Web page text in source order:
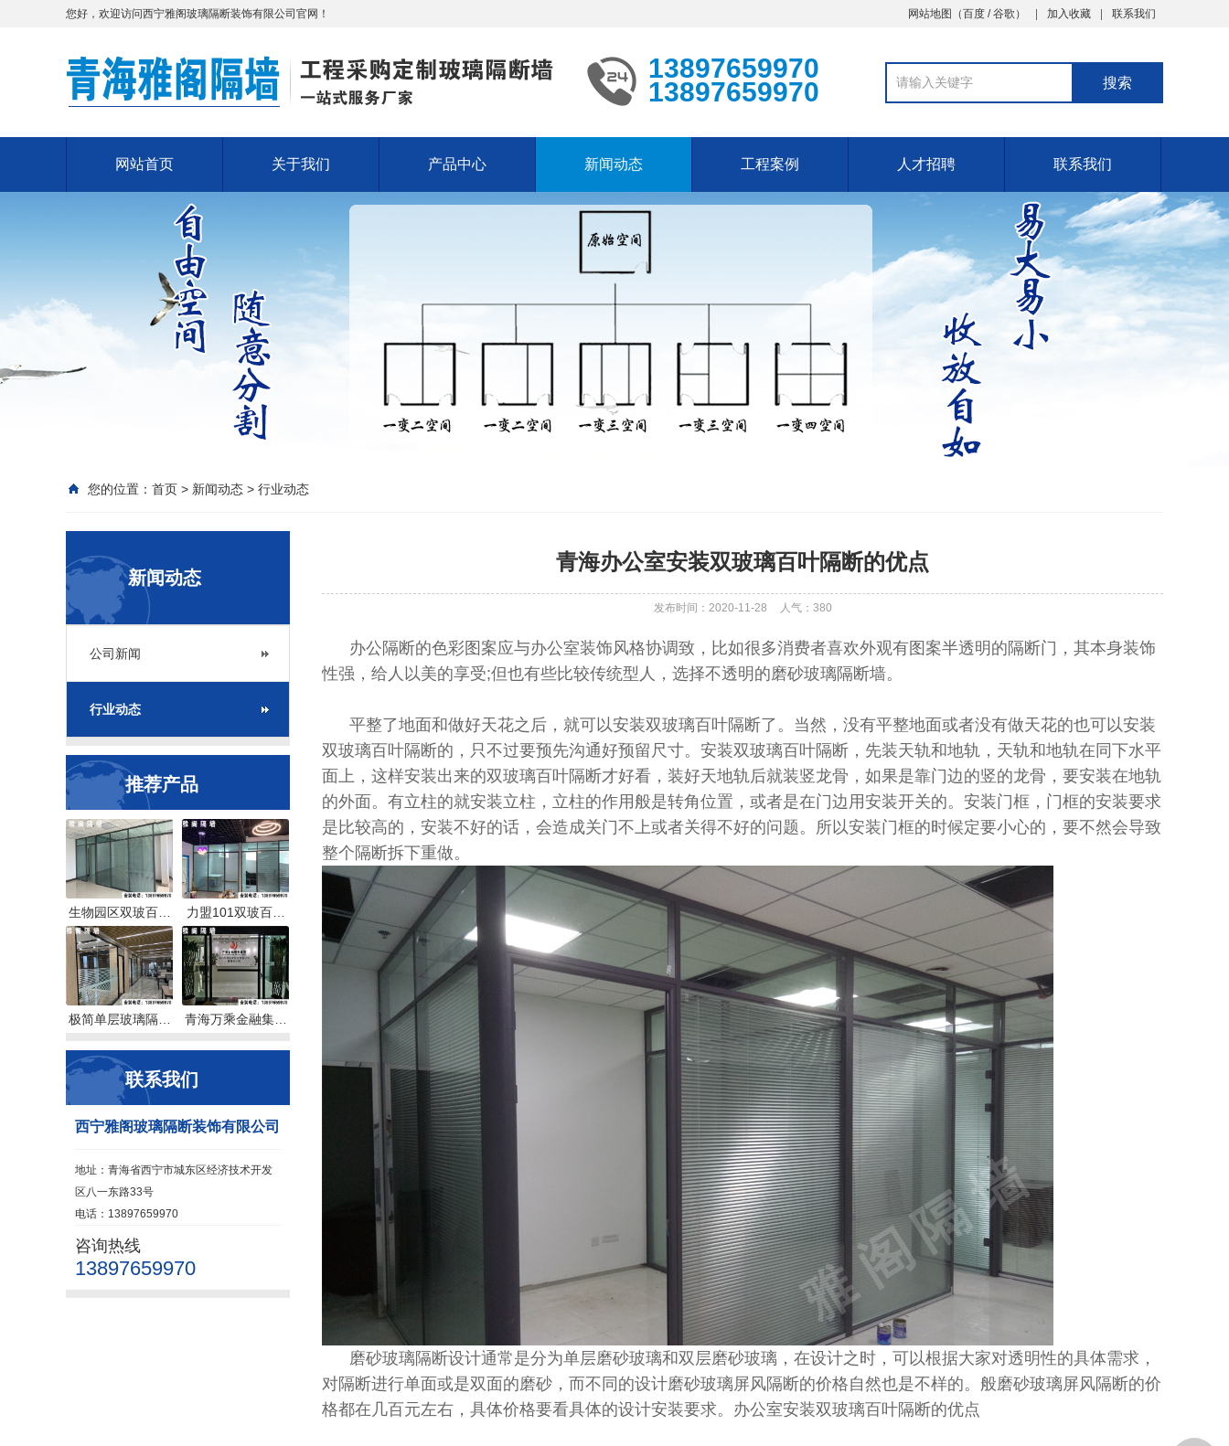
您好，欢迎访问西宁雅阁玻璃隔断装饰有限公司官网！ 网站地图 （百度 /谷歌 ） 加入收藏 联系我们
13897659970
13897659970
网站首页 关于我们 产品中心 新闻动态 工程案例 人才招聘 联系我们
您的位置： 首页 > 新闻动态 > 行业动态
新闻动态
公司新闻
行业动态
推荐产品
生物园区双玻百… 力盟101双玻百…
极简单层玻璃隔… 青海万乘金融集…
联系我们
西宁雅阁玻璃隔断装饰有限公司
地址：青海省西宁市城东区经济技术开发
区八一东路33号
电话：13897659970
咨询热线
13897659970
青海办公室安装双玻璃百叶隔断的优点
发布时间：2020-11-28 人气： 380
办公隔断的色彩图案应与办公室装饰风格协调致，比如很多消费者喜欢外观有图案半透明的隔断门，其本身装饰
性强，给人以美的享受;但也有些比较传统型人，选择不透明的磨砂玻璃隔断墙。
平整了地面和做好天花之后，就可以安装双玻璃百叶隔断了。当然，没有平整地面或者没有做天花的也可以安装
双玻璃百叶隔断的，只不过要预先沟通好预留尺寸。安装双玻璃百叶隔断，先装天轨和地轨，天轨和地轨在同下水平
面上，这样安装出来的双玻璃百叶隔断才好看，装好天地轨后就装竖龙骨，如果是靠门边的竖的龙骨，要安装在地轨
的外面。有立柱的就安装立柱，立柱的作用般是转角位置，或者是在门边用安装开关的。安装门框，门框的安装要求
是比较高的，安装不好的话，会造成关门不上或者关得不好的问题。所以安装门框的时候定要小心的，要不然会导致
整个隔断拆下重做。
磨砂玻璃隔断设计通常是分为单层磨砂玻璃和双层磨砂玻璃，在设计之时，可以根据大家对透明性的具体需求，
对隔断进行单面或是双面的磨砂，而不同的设计磨砂玻璃屏风隔断的价格自然也是不样的。般磨砂玻璃屏风隔断的价
格都在几百元左右，具体价格要看具体的设计安装要求。办公室安装双玻璃百叶隔断的优点